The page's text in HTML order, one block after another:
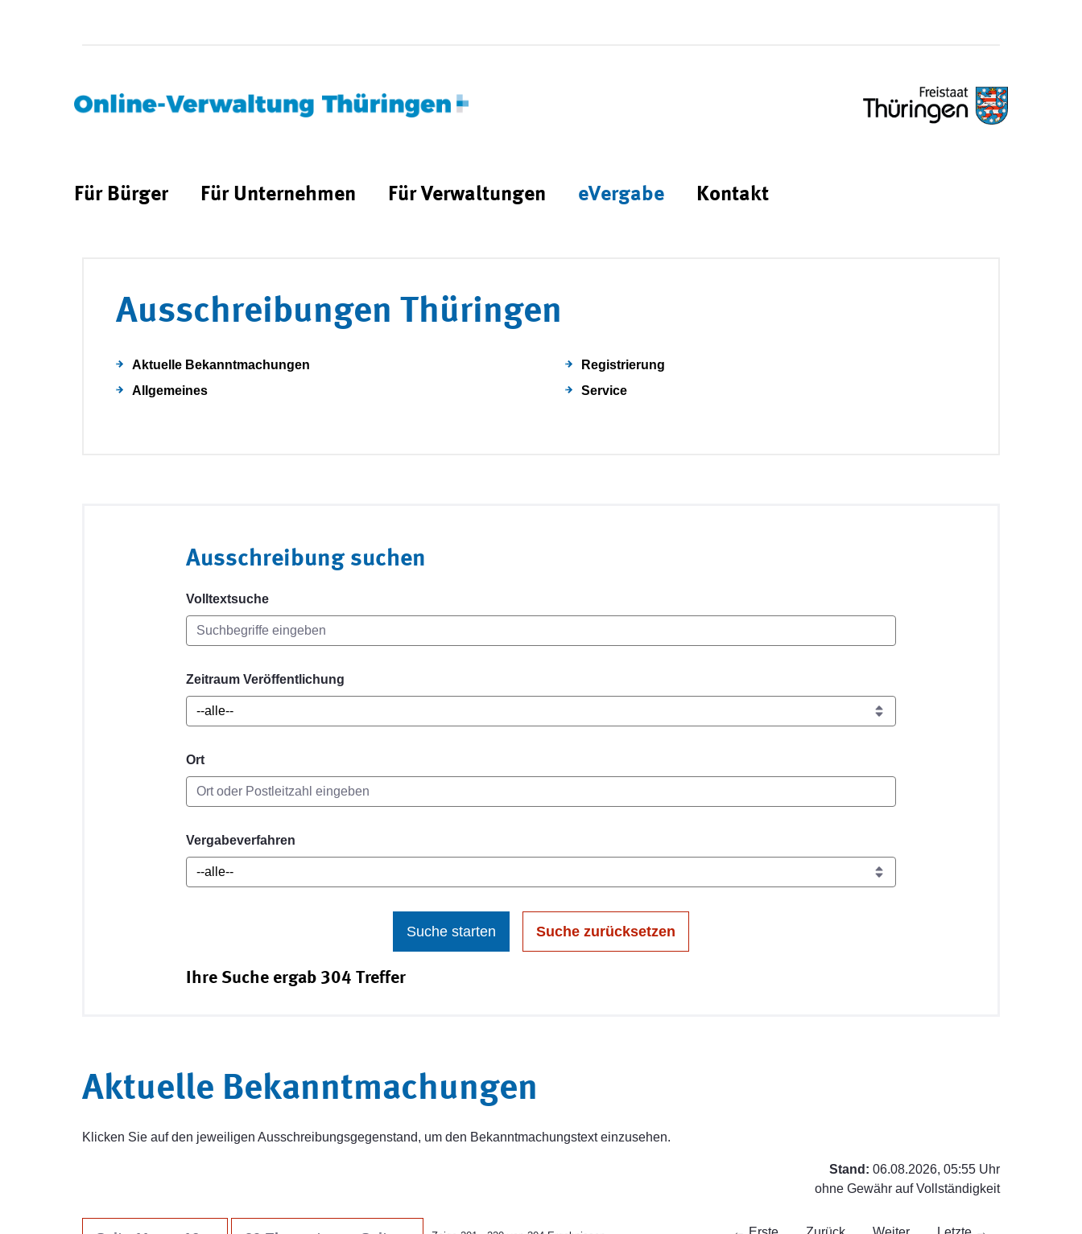
Für Bürger Für Unternehmen Für Verwaltungen eVergabe Kontakt
Ausschreibungen Thüringen
Aktuelle Bekanntmachungen
Allgemeines
Registrierung
Service
Ausschreibung suchen
Volltextsuche
Zeitraum Veröffentlichung
Ort
Vergabeverfahren
Suche starten Suche zurücksetzen
Ihre Suche ergab 304 Treffer
Aktuelle Bekanntmachungen
Klicken Sie auf den jeweiligen Ausschreibungsgegenstand, um den Bekanntmachungstext einzusehen.
Stand: 06.08.2026, 05:55 Uhr
ohne Gewähr auf Vollständigkeit